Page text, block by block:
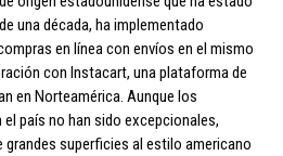
una década, ha implementado
en línea con envíos en el mismo
con Instacart, una plataforma de
en Norteamérica. Aunque los
país no han sido excepcionales,
grandes superficies al estilo americano